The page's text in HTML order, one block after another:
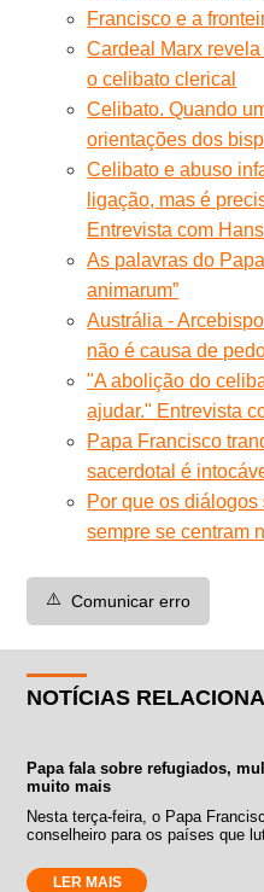
Francisco e a
Cardeal Marx
o celibato clerical
Celibato. Quando
orientações dos
Celibato e abuso
ligação, mas é
Entrevista com
As palavras do
animarum”
Austrália -
não é causa de
"A abolição do
ajudar." Entrevista
Papa Francisco
sacerdotal é
Por que os
sempre se centram
⚠️ Comunicar erro
NOTÍCIAS
Papa fala sobre refugiados,
muito mais
Nesta terça-feira, o Papa
conselheiro para os países que
LER MAIS